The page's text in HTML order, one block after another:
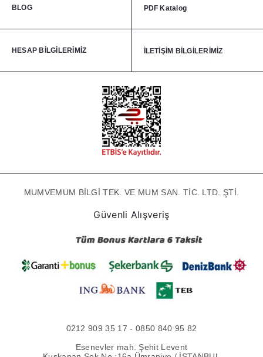
BLOG PDF Katalog
HESAP BİLGİLERİMİZ İLETİŞİM BİLGİLERİMİZ
MUMVEMUM BİLGİ TEK. VE MUM SAN. TİC. LTD. ŞTİ.
Güvenli Alışveriş
0212 909 35 17 - 0850 840 95 82
Esenevler mah. Şehit Levent